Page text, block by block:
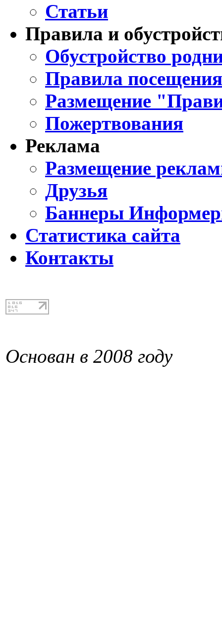
Статьи
Правила и
Обустройство
Правила
Размещение
Пожертвования
Реклама
Размещение
Друзья
Баннеры
Статистика сайта
Контакты
Основан в 2008 году